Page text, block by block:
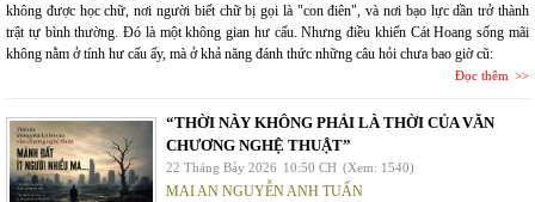
không được học chữ, nơi người biết chữ bị gọi là "con điên", và nơi bạo lực dần trở thành
trật tự bình thường. Đó là một không gian hư cấu. Nhưng điều khiến Cát Hoang sống mãi
không nằm ở tính hư cấu ấy, mà ở khả năng đánh thức những câu hỏi chưa bao giờ cũ:
Đọc thêm
“THỜI NÀY KHÔNG PHẢI LÀ THỜI CỦA VĂN
CHƯƠNG NGHỆ THUẬT”
22 Tháng Bảy 2026 10:50 CH (Xem: 1540)
MAI AN NGUYỄN ANH TUẤN